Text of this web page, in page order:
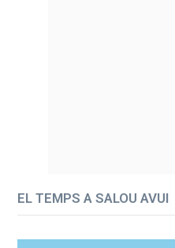
EL TEMPS A SALOU AVUI